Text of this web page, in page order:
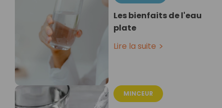
Les bienfaits de l'eau
plate
Lire la suite
MINCEUR